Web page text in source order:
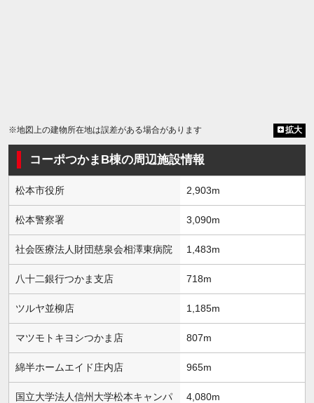
※地図上の建物所在地は誤差がある場合があります 拡大
コーポつかまB棟の周辺施設情報
松本市役所 2,903m
松本警察署 3,090m
社会医療法人財団慈泉会相澤東病院 1,483m
八十二銀行つかま支店 718m
ツルヤ並柳店 1,185m
マツモトキヨシつかま店 807m
綿半ホームエイド庄内店 965m
国立大学法人信州大学松本キャンパ 4,080m